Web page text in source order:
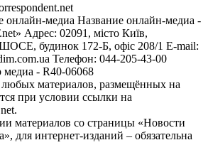
онлайн-медиа Название онлайн-медиа -
Адрес: 02091, місто Київ,
будинок 172-Б, офіс 208/1 E-mail:
Телефон: 044-205-43-00
- R40-06068
материалов, размещённых на
при условии ссылки на
материалов со страницы «Новости
для интернет-изданий – обязательна